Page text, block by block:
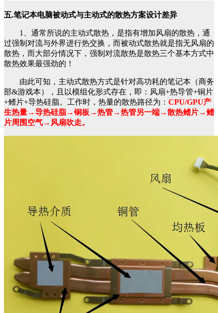
五.笔记本电脑被动式与主动式的散热方案设计差异
1、 通常所说的主动式散热，是指有增加风扇的散热，通
过强制对流与外界进行热交换，而被动式散热就是指无风扇的
散热，而大部分情况下，强制对流散热是散热三个基本方式中
散热效果最强劲的！
由此可知，主动式散热方式是针对高功耗的笔记本（商务
部&游戏本），且以模组化形式存在，即：风扇+热导管+铜片
+鳍片+导热硅脂。工作时，热量的散热路径为： CPU/GPU产
生热量→导热硅脂→铜板→热管→热管另一端→散热鳍片→鳍
片周围空气→风扇吹走。